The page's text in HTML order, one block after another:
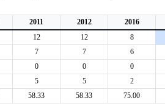
2011 2012 2016
12 12 8
7 7 6
0 0 0
5 5 2
58.33 58.33 75.00